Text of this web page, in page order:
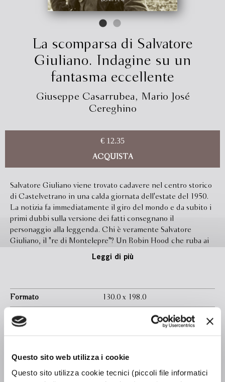
Questo sito web utilizza i cookie
Questo sito utilizza cookie tecnici (piccoli file informatici
La scomparsa di Salvatore
Giuliano. Indagine su un
fantasma eccellente
Giuseppe Casarrubea,
Mario José
Cereghino
€ 12.35
ACQUISTA
Salvatore Giuliano viene trovato cadavere nel centro storico
di Castelvetrano in una calda giornata dell'estate del 1950.
La notizia fa immediatamente il giro del mondo e da subito i
primi dubbi sulla versione dei fatti consegnano il
personaggio alla leggenda. Chi è veramente Salvatore
Giuliano, il "re di Montelepre"? Un Robin Hood che ruba ai
ricchi per dare ai poveri? O un terrorista nero al soldo della
di fare chiarezza ha spinto a chiedere alla Procura di Palermo
la riapertura delle indagini. Basata su testimonianze e
documenti di prima mano, "La scomparsa di Salvatore
Giuliano" è un'inchiesta in grande stile che ricostruisce il
interrogativo sulle origini della nostra repubblica.
Leggi di più
Formato 130.0 x 198.0
Legatura
Ebook Disponibile